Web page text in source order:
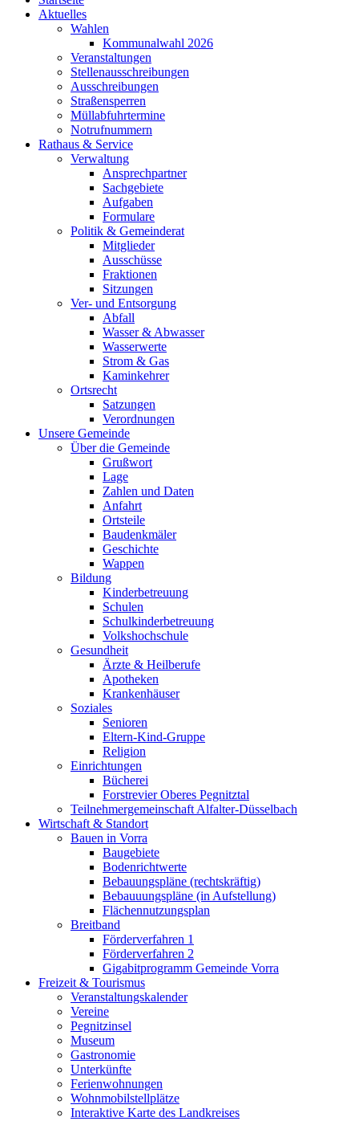
Aktuelles
Wahlen
Kommunalwahl 2026
Veranstaltungen
Stellenausschreibungen
Ausschreibungen
Straßensperren
Müllabfuhrtermine
Notrufnummern
Rathaus & Service
Verwaltung
Ansprechpartner
Sachgebiete
Aufgaben
Formulare
Politik & Gemeinderat
Mitglieder
Ausschüsse
Fraktionen
Sitzungen
Ver- und Entsorgung
Abfall
Wasser & Abwasser
Wasserwerte
Strom & Gas
Kaminkehrer
Ortsrecht
Satzungen
Verordnungen
Unsere Gemeinde
Über die Gemeinde
Grußwort
Lage
Zahlen und Daten
Anfahrt
Ortsteile
Baudenkmäler
Geschichte
Wappen
Bildung
Kinderbetreuung
Schulen
Schulkinderbetreuung
Volkshochschule
Gesundheit
Ärzte & Heilberufe
Apotheken
Krankenhäuser
Soziales
Senioren
Eltern-Kind-Gruppe
Religion
Einrichtungen
Bücherei
Forstrevier Oberes Pegnitztal
Teilnehmergemeinschaft Alfalter-Düsselbach
Wirtschaft & Standort
Bauen in Vorra
Baugebiete
Bodenrichtwerte
Bebauungspläne (rechtskräftig)
Bebauuungspläne (in Aufstellung)
Flächennutzungsplan
Breitband
Förderverfahren 1
Förderverfahren 2
Gigabitprogramm Gemeinde Vorra
Freizeit & Tourismus
Veranstaltungskalender
Vereine
Pegnitzinsel
Museum
Gastronomie
Unterkünfte
Ferienwohnungen
Wohnmobilstellplätze
Interaktive Karte des Landkreises